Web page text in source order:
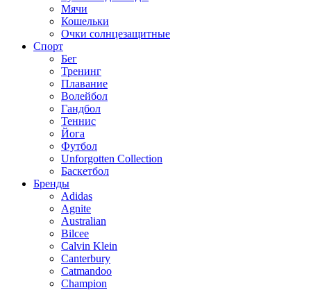
Мячи
Кошельки
Очки солнцезащитные
Спорт
Бег
Тренинг
Плавание
Волейбол
Гандбол
Теннис
Йога
Футбол
Unforgotten Collection
Баскетбол
Бренды
Adidas
Agnite
Australian
Bilcee
Calvin Klein
Canterbury
Catmandoo
Champion